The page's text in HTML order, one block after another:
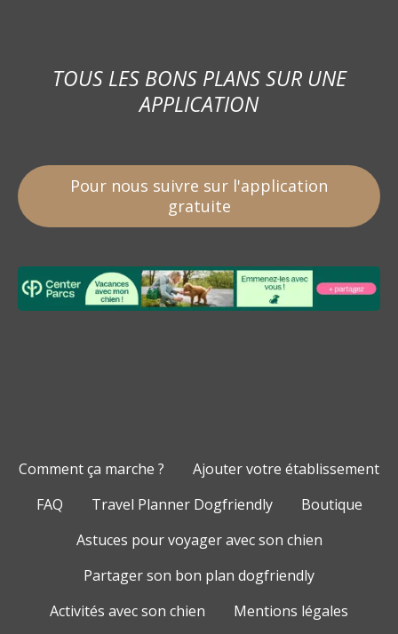
TOUS LES BONS PLANS SUR UNE
APPLICATION
Pour nous suivre sur l'application
gratuite
Comment ça marche ?
Ajouter votre établissement
FAQ
Travel Planner Dogfriendly
Boutique
Astuces pour voyager avec son chien
Partager son bon plan dogfriendly
Activités avec son chien
Mentions légales